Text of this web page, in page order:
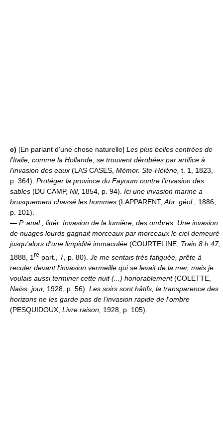
c) [En parlant d'une chose naturelle] Les plus belles contrées de
l'Italie, comme la Hollande, se trouvent dérobées par artifice à
l'invasion des eaux (LAS CASES, Mémor. Ste-Hélène, t. 1, 1823,
p. 364). Protéger la province du Fayoum contre l'invasion des
sables (DU CAMP, Nil, 1854, p. 94). Ici une invasion marine a
brusquement chassé les hommes (LAPPARENT,Abr. géol., 1886,
p. 101).
— P. anal., littér. Invasion de la lumière, des ombres. Une invasion
de nuages lourds gagnait morceaux par morceaux le ciel demeuré
jusqu'alors d'une limpidité immaculée (COURTELINE, Train 8 h 47,
1888, 1 re part., 7, p. 80). Je me sentais très fatiguée, prête à
reculer devant l'invasion vermeille qui se levait de la mer, mais je
voulais aussi terminer cette nuit (...) honorablement(COLETTE,
Naiss. jour, 1928, p. 56). Les soirs sont hâtifs, la transparence des
horizons ne les garde pas de l'invasion rapide de l'ombre
(PESQUIDOUX, Livre raison, 1928, p. 105).